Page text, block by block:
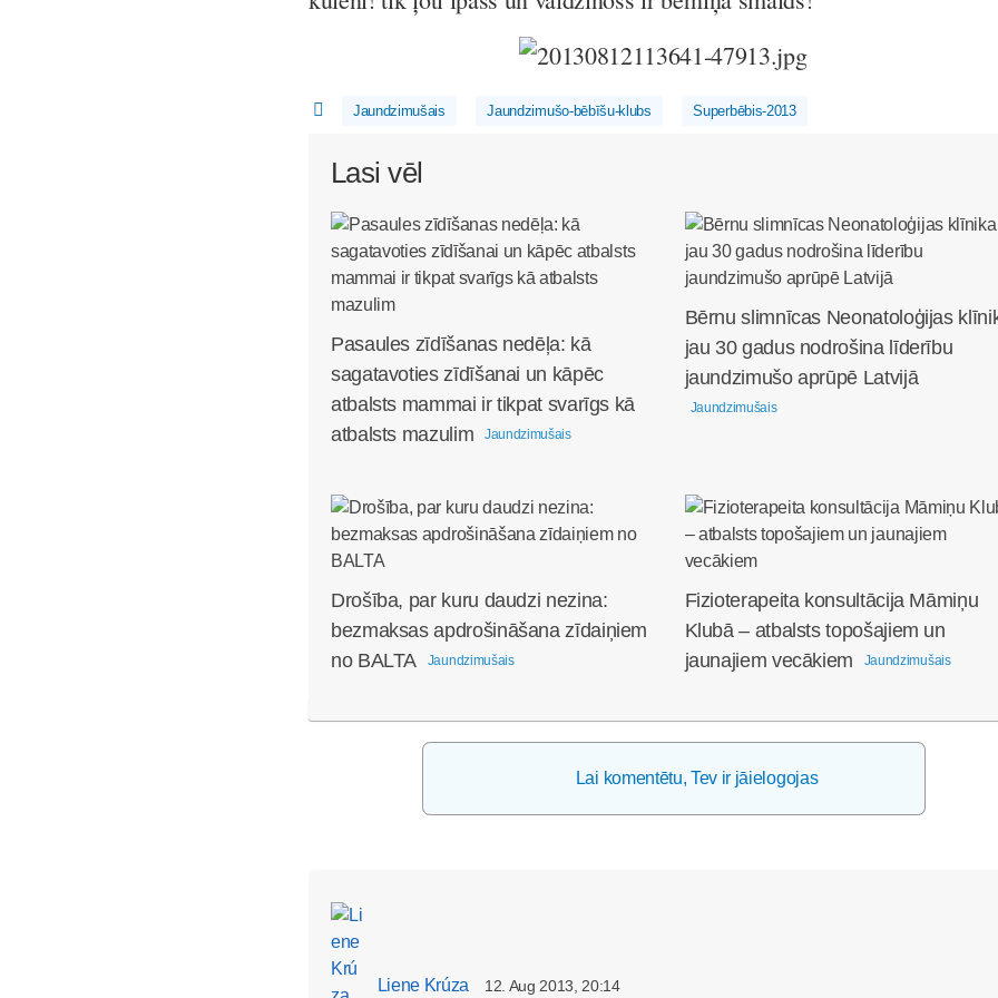
Jaundzimušais Jaundzimušo-bēbīšu-klubs Superbēbis-2013
Lasi vēl
Pasaules zīdīšanas nedēļa: kā
sagatavoties zīdīšanai un kāpēc
atbalsts mammai ir tikpat svarīgs kā
atbalsts mazulim
Jaundzimušais
Bērnu slimnīcas Neonatoloģijas
jau 30 gadus nodrošina līderību
jaundzimušo aprūpē Latvijā
Jaundzimušais
Drošība, par kuru daudzi nezina:
bezmaksas apdrošināšana zīdaiņiem
no BALTA
Jaundzimušais
Fizioterapeita konsultācija Māmiņu
Klubā – atbalsts topošajiem un
jaunajiem vecākiem
Jaundzimušais
Lai komentētu, Tev ir jāielogojas
Liene Krúza 12. Aug 2013, 20:14